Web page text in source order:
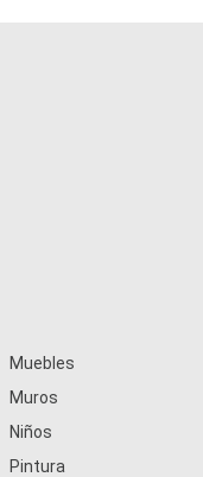
Muebles
Muros
Niños
Pintura